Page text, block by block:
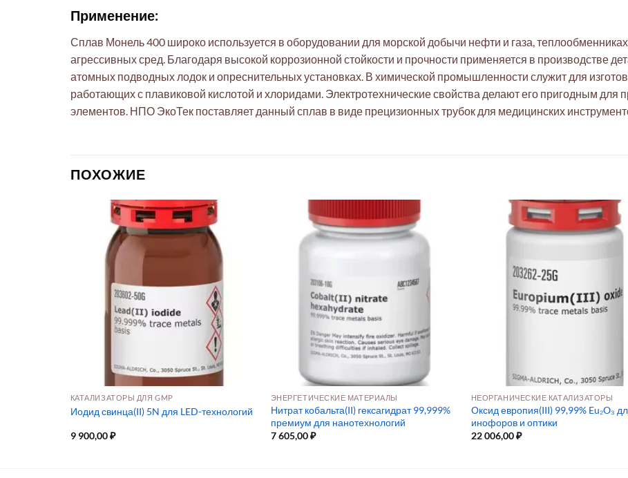
Применение:
Сплав Монель 400 широко используется в оборудовании для морской добычи нефти и газа,
агрессивных сред. Благодаря высокой коррозионной стойкости и прочности применяется в производстве
атомных подводных лодок и опреснительных установках. В химической промышленности служит для
работающих с плавиковой кислотой и хлоридами. Электротехнические свойства делают его пригодным для
элементов. НПО ЭкоТек поставляет данный сплав в виде прецизионных трубок для медицинских
ПОХОЖИЕ
КАТАЛИЗАТОРЫ ДЛЯ GMP
Иодид свинца(II) 5N для LED-технологий
9 900,00₽
ЭНЕРГЕТИЧЕСКИЕ МАТЕРИАЛЫ
Нитрат кобальта(II) гексагидрат 99,999%
премиум для нанотехнологий
7 605,00₽
НЕОРГАНИЧЕСКИЕ КАТАЛИЗАТОРЫ
Оксид европия(III) 99,99% Eu₂O₃
инофоров и оптики
22 006,00₽